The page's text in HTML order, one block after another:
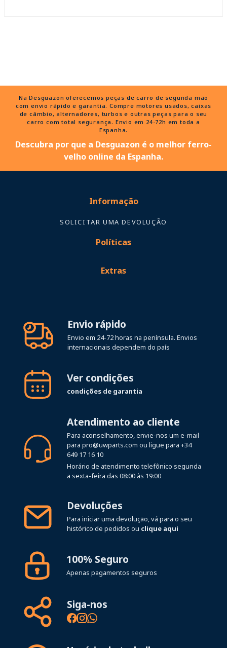
Na Desguazon oferecemos peças de carro de segunda mão
com envio rápido e garantia. Compre motores usados, caixas
de câmbio, alternadores, turbos e outras peças para o seu
carro com total segurança. Envio em 24-72h em toda a
Espanha.
Descubra por que a Desguazon é o melhor ferro-
velho online da Espanha.
Informação
SOLICITAR UMA DEVOLUÇÃO
Políticas
Extras
Envio rápido
Envio em 24-72 horas na península. Envios
internacionais dependem do país
Ver condições
condições de garantia
Atendimento ao cliente
Para aconselhamento, envie-nos um e-mail
para pro@uwparts.com ou ligue para +34
649 17 16 10
Horário de atendimento telefônico segunda
a sexta-feira das 08:00 às 19:00
Devoluções
Para iniciar uma devolução, vá para o seu
histórico de pedidos ou clique aqui
100% Seguro
Apenas pagamentos seguros
Siga-nos